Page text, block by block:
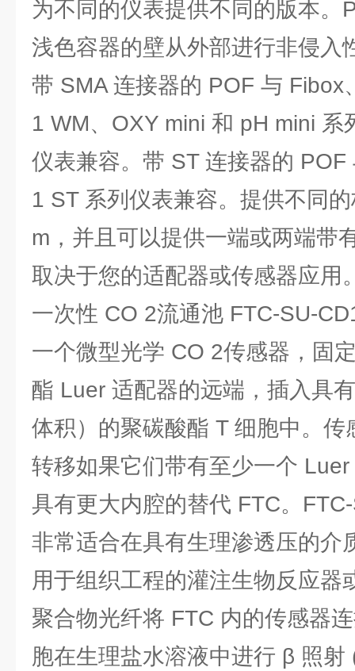
为不同的仪表提供不同的版本。
浅色容器的壁从外部进行非侵入
带 SMA 连接器的 POF 与 Fibox
1 WM、OXY mini 和 pH mini 系
仪表兼容。带 ST 连接器的 POF
1 ST 系列仪表兼容。提供不同
m，并且可以提供一端或两端带
取决于您的适配器或传感器应用
一次性 CO 2流通池 FTC-SU-
一个微型光学 CO 2传感器，固
酯 Luer 适配器的远端，插入具
体积）的聚碳酸酯 T 细胞中。传
转移如果它们带有至少一个
具有更大内腔的替代 FTC。
非常适合在具有生理渗透压的介
用于组织工程的灌注生物反应器
聚合物光纤将 FTC 内的传感器
胞在生理盐水溶液中进行 β 照